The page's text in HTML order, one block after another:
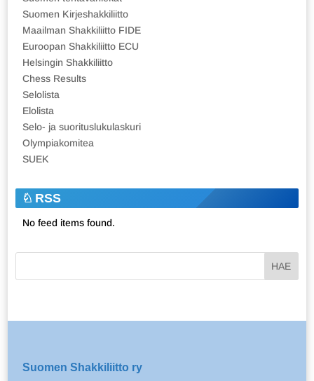
Suomen Kirjeshakkiliitto
Maailman Shakkiliitto FIDE
Euroopan Shakkiliitto ECU
Helsingin Shakkiliitto
Chess Results
Selolista
Elolista
Selo- ja suorituslukulaskuri
Olympiakomitea
SUEK
RSS
No feed items found.
Suomen Shakkiliitto ry